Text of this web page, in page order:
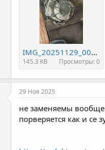
IMG_20251129_000805_538.jpg
145.3 KB Просмотры: 0
29 Ноя 2025
не заменяемы
порверяется как и се